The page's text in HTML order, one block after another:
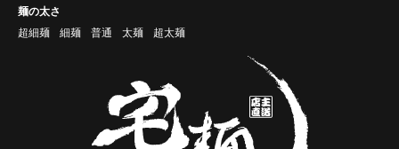
麺の太さ
超細麺
細麺 普通 太麺 超太麺